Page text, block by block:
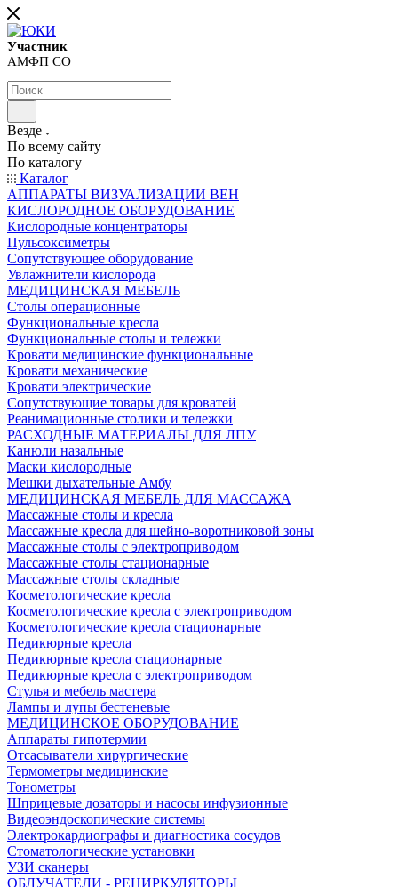
Участник
АМФП СО
Везде
По всему сайту
По каталогу
Каталог
АППАРАТЫ ВИЗУАЛИЗАЦИИ ВЕН
КИСЛОРОДНОЕ ОБОРУДОВАНИЕ
Кислородные концентраторы
Пульсоксиметры
Сопутствующее оборудование
Увлажнители кислорода
МЕДИЦИНСКАЯ МЕБЕЛЬ
Столы операционные
Функциональные кресла
Функциональные столы и тележки
Кровати медицинские функциональные
Кровати механические
Кровати электрические
Сопутствующие товары для кроватей
Реанимационные столики и тележки
РАСХОДНЫЕ МАТЕРИАЛЫ ДЛЯ ЛПУ
Канюли назальные
Маски кислородные
Мешки дыхательные Амбу
МЕДИЦИНСКАЯ МЕБЕЛЬ ДЛЯ МАССАЖА
Массажные столы и кресла
Массажные кресла для шейно-воротниковой зоны
Массажные столы с электроприводом
Массажные столы стационарные
Массажные столы складные
Косметологические кресла
Косметологические кресла с электроприводом
Косметологические кресла стационарные
Педикюрные кресла
Педикюрные кресла стационарные
Педикюрные кресла с электроприводом
Стулья и мебель мастера
Лампы и лупы бестеневые
МЕДИЦИНСКОЕ ОБОРУДОВАНИЕ
Аппараты гипотермии
Отсасыватели хирургические
Термометры медицинские
Тонометры
Шприцевые дозаторы и насосы инфузионные
Видеоэндоскопические системы
Электрокардиографы и диагностика сосудов
Стоматологические установки
УЗИ сканеры
ОБЛУЧАТЕЛИ - РЕЦИРКУЛЯТОРЫ